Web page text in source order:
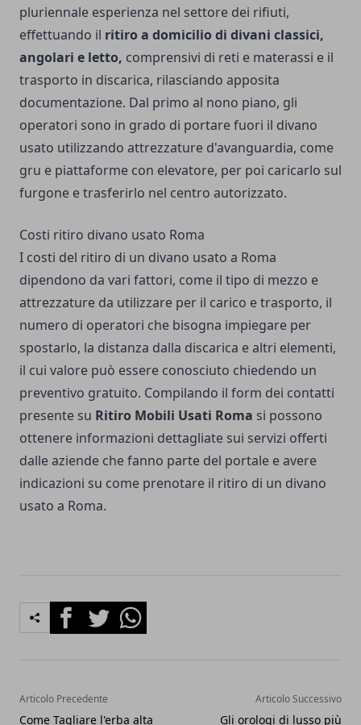
pluriennale esperienza nel settore dei rifiuti,
effettuando il ritiro a domicilio di divani classici,
angolari e letto, comprensivi di reti e materassi e il
trasporto in discarica, rilasciando apposita
documentazione. Dal primo al nono piano, gli
operatori sono in grado di portare fuori il divano
usato utilizzando attrezzature d'avanguardia, come
gru e piattaforme con elevatore, per poi caricarlo sul
furgone e trasferirlo nel centro autorizzato.
Costi ritiro divano usato Roma
I costi del ritiro di un divano usato a Roma
dipendono da vari fattori, come il tipo di mezzo e
attrezzature da utilizzare per il carico e trasporto, il
numero di operatori che bisogna impiegare per
spostarlo, la distanza dalla discarica e altri elementi,
il cui valore può essere conosciuto chiedendo un
preventivo gratuito. Compilando il form dei contatti
presente su Ritiro Mobili Usati Roma si possono
ottenere informazioni dettagliate sui servizi offerti
dalle aziende che fanno parte del portale e avere
indicazioni su come prenotare il ritiro di un divano
usato a Roma.
FacebookTwitterWhatsapp
Articolo Precedente
Come Tagliare l'erba alta
Articolo Successivo
Gli orologi di lusso più